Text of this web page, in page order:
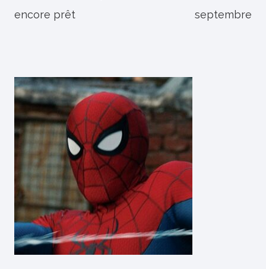
encore prêt
septembre